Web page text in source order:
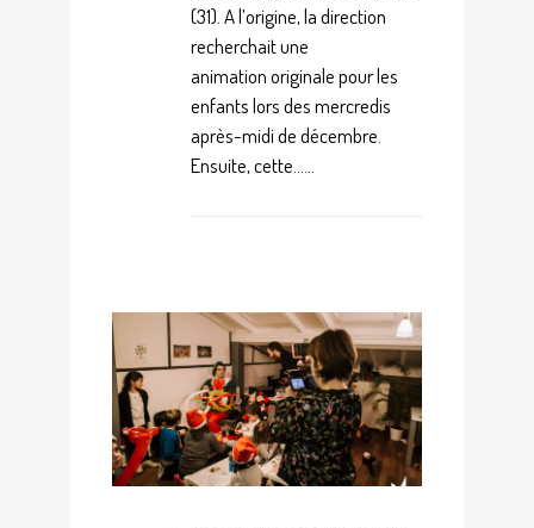
(31). A l’origine, la direction
recherchait une
animation originale pour les
enfants lors des mercredis
après-midi de décembre.
Ensuite, cette......